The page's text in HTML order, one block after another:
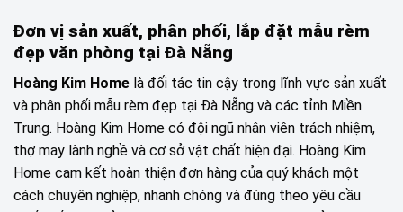
Đơn vị sản xuất, phân phối, lắp đặt mẫu rèm
đẹp văn phòng tại Đà Nẵng
Hoàng Kim Home là đối tác tin cậy trong lĩnh vực sản xuất
và phân phối mẫu rèm đẹp tại Đà Nẵng và các tỉnh Miền
Trung. Hoàng Kim Home có đội ngũ nhân viên trách nhiệm,
thợ may lành nghề và cơ sở vật chất hiện đại. Hoàng Kim
Home cam kết hoàn thiện đơn hàng của quý khách một
cách chuyên nghiệp, nhanh chóng và đúng theo yêu cầu